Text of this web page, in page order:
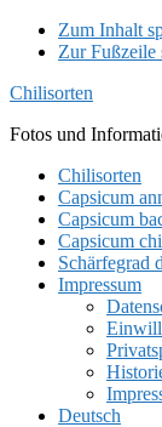
Zum Inhalt
Zur Fußzeile
Chilisorten
Fotos und
Chilisorten
Capsicum
Capsicum
Capsicum
Schärfegrad
Impressum
Deutsch